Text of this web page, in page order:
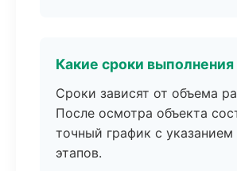
Какие сроки выполнения
Сроки зависят от объема
После осмотра объекта
точный график с указанием
этапов.